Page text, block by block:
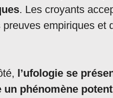
. Les croyants
empiriques et
l’ufologie se
un phénomène